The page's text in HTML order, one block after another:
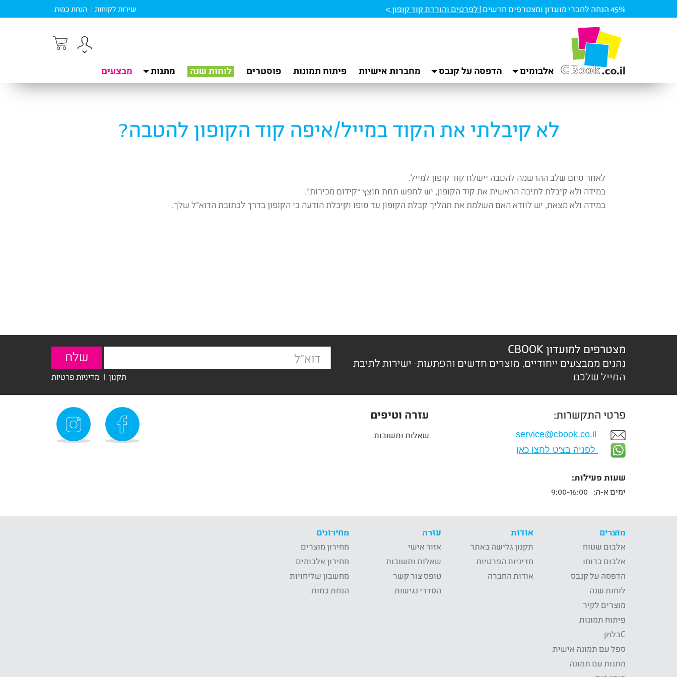
45% הנחה לחברי מועדון ומצטרפים חדשים | לפרטים והורדת קוד קופון> שירות לקוחות הנחת כמות
אלבומים הדפסה על קנבס מחברות אישיות פיתוח תמונות פוסטרים לוחות שנה מתנות מבצעים
לא קיבלתי את הקוד במייל/איפה קוד הקופון להטבה?
לאחר סיום שלב ההרשמה להטבה יישלח קוד קופון למייל.
במידה ולא קיבלת לתיבה הראשית את קוד הקופון, יש לחפש תחת חוצץ “קידום מכירות”.
במידה ולא מצאת, יש לוודא האם השלמת את תהליך קבלת הקופון עד סופו וקיבלת הודעה כי הקופון בדרך לכתובת הדוא”ל שלך.
מצטרפים למועדון CBOOK
נהנים ממבצעים ייחודיים, מוצרים חדשים והפתעות- ישירות לתיבת
המייל שלכם
תקנון | מדיניות פרטיות
פרטי התקשרות:
service@cbook.co.il
לפניה בצ'ט לחצו כאן
שעות פעילות:
ימים א-ה:
עזרה וטיפים
שאלות ותשובות
מוצרים
אלבום שטוח
אלבום כרומו
הדפסה על קנבס
לוחות שנה
מוצרים לקיר
פיתוח תמונות
Cבלוק
ספל עם תמונה אישית
מתנות עם תמונה
אודות
תקנון גלישה באתר
מדיניות הפרטיות
אודות החברה
עזרה
אזור אישי
שאלות ותשובות
טופס צור קשר
הסדרי נגישות
מחירונים
מחירון מוצרים
מחירון אלבומים
מחשבון שליחויות
הנחת כמות